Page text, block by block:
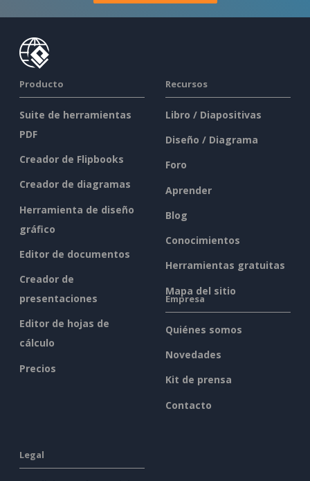
Producto
Suite de herramientas
PDF
Creador de Flipbooks
Creador de diagramas
Herramienta de diseño
gráfico
Editor de documentos
Creador de
presentaciones
Editor de hojas de
cálculo
Precios
Recursos
Libro / Diapositivas
Diseño / Diagrama
Foro
Aprender
Blog
Conocimientos
Herramientas gratuitas
Mapa del sitio
Empresa
Quiénes somos
Novedades
Kit de prensa
Contacto
Legal